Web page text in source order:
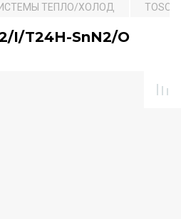
ТЕПЛО/ХОЛОД TOSOT
I/T24H-SnN2/O